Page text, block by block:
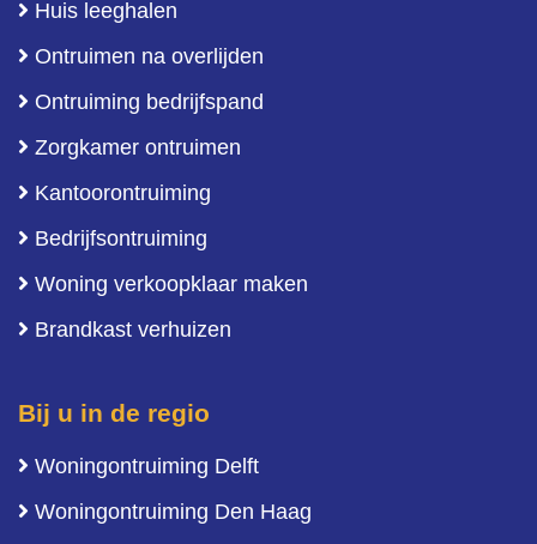
Huis leeghalen
Ontruimen na overlijden
Ontruiming bedrijfspand
Zorgkamer ontruimen
Kantoorontruiming
Bedrijfsontruiming
Woning verkoopklaar maken
Brandkast verhuizen
Bij u in de regio
Woningontruiming Delft
Woningontruiming Den Haag